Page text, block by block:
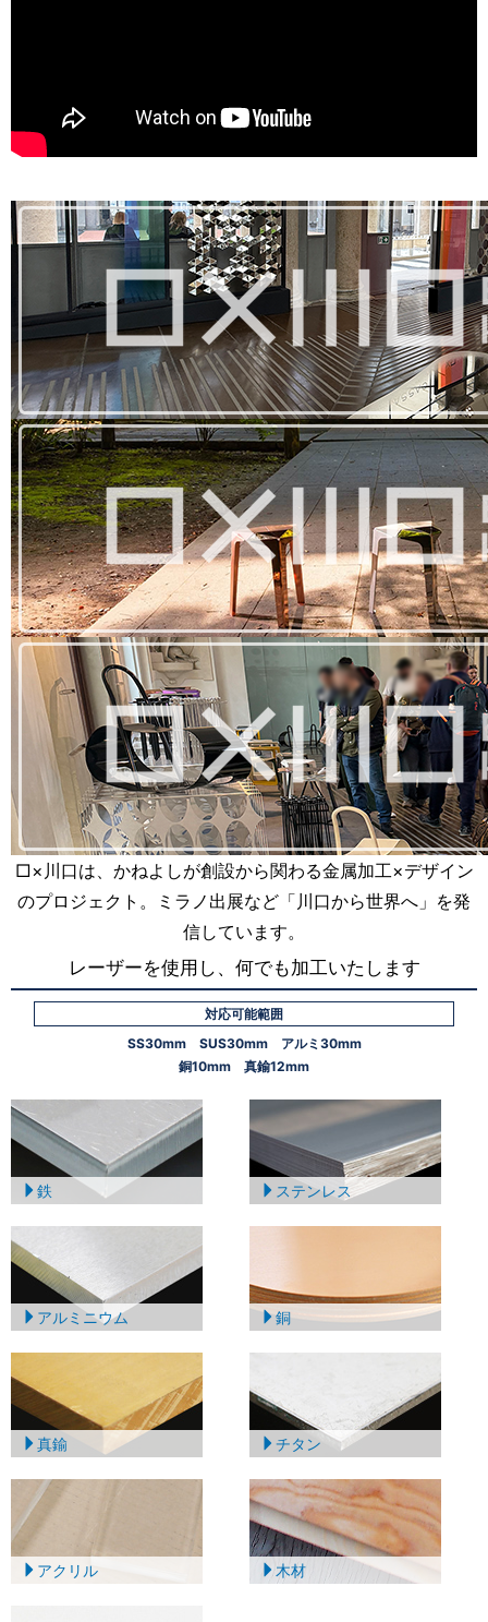
□×川口は、かねよしが創設から関わる金属加工×デザイン
のプロジェクト。ミラノ出展など「川口から世界へ」を発
信しています。
レーザーを使用し、何でも加工いたします
対応可能範囲
SS30mm SUS30mm アルミ30mm
銅10mm 真鍮12mm
鉄 ステンレス
アルミニウム 銅
真鍮 チタン
アクリル 木材